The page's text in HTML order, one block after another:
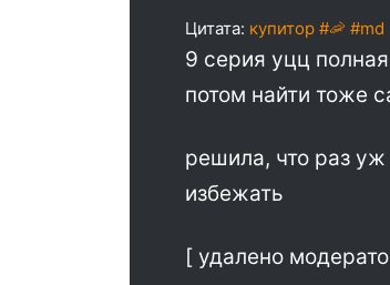
Цитата: купитор #🦐 #md
9 серия уцц
потом найти тоже
решила, что раз уж
избежать
[ удалено